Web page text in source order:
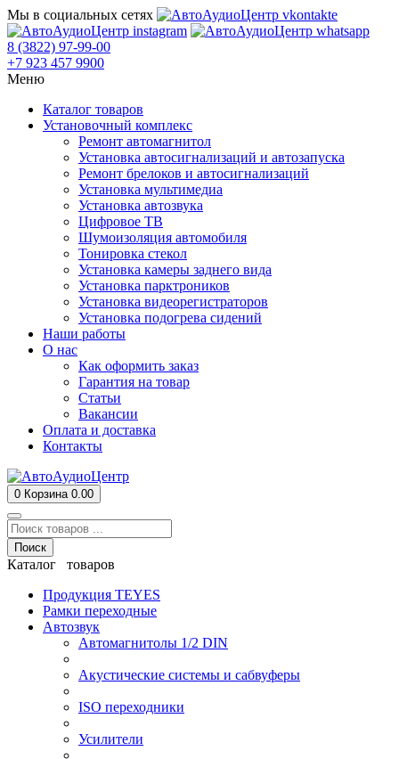
Мы в социальных сетях
8 (3822) 97-99-00
+7 923 457 9900
Меню
Каталог товаров
Установочный комплекс
Ремонт автомагнитол
Установка автосигнализаций и автозапуска
Ремонт брелоков и автосигнализаций
Установка мультимедиа
Установка автозвука
Цифровое ТВ
Шумоизоляция автомобиля
Тонировка стекол
Установка камеры заднего вида
Установка парктроников
Установка видеорегистраторов
Установка подогрева сидений
Наши работы
О нас
Как оформить заказ
Гарантия на товар
Статьи
Вакансии
Оплата и доставка
Контакты
0 Корзина 0.00
Поиск
Каталог товаров
Продукция TEYES
Рамки переходные
Автозвук
Автомагнитолы 1/2 DIN
Акустические системы и сабвуферы
ISO переходники
Усилители